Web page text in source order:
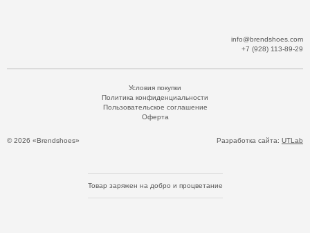
info@brendshoes.com
+7 (928) 113-89-29
© 2026 «Brendshoes»
Условия покупки
Политика конфиденциальности
Пользовательское соглашение
Оферта
Разработка сайта: UTLab
Товар заряжен на добро и процветание